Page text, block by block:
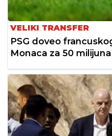
VELIKI TRANSFER
PSG doveo
Monaca za 50